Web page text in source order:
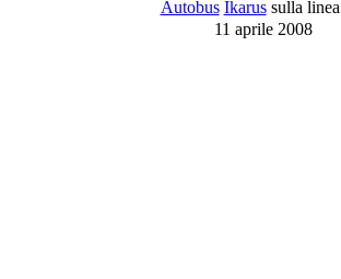
Autobus Ikarussulla linea
11 aprile 2008